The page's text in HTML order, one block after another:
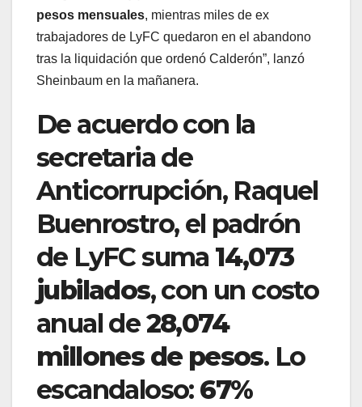
pesos mensuales, mientras miles de ex
trabajadores de LyFC quedaron en el abandono
tras la liquidación que ordenó Calderón”, lanzó
Sheinbaum en la mañanera.
De acuerdo con la
secretaria de
Anticorrupción, Raquel
Buenrostro, el padrón
de LyFC suma 14,073
jubilados, con un costo
anual de28,074
millones de pesos. Lo
escandaloso: 67%